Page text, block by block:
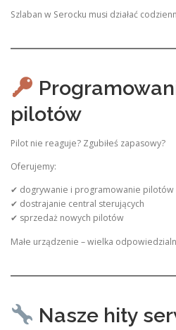
Szlaban w Serocku musi działać
pilotów
Pilot nie reaguje? Zgubiłeś zapasowy?
Oferujemy:
✔ dogrywanie i programowanie pilotów
✔ dostrajanie central sterujących
✔ sprzedaż nowych pilotów
Małe urządzenie – wielka
Nasze hity